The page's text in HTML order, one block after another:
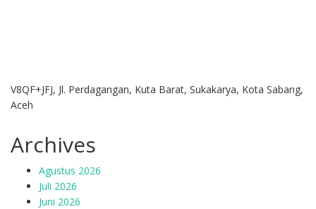
V8QF+JFJ, Jl. Perdagangan, Kuta Barat, Sukakarya, Kota Sabang,
Aceh
Archives
Agustus 2026
Juli 2026
Juni 2026